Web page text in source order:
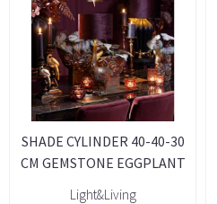
SHADE CYLINDER 40-40-30
CM GEMSTONE EGGPLANT
Light&Living